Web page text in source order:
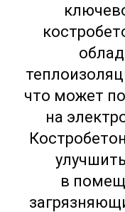
что может
на
в